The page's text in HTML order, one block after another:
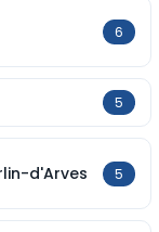
6
5
d'Arves 5